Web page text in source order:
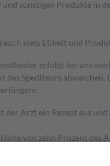
sonstigen Produkte in
stets Etikett und
erfolgt bei uns
Spediteurs
Arzt ein Rezept aus
von zehn Prozent des
Apotheken.